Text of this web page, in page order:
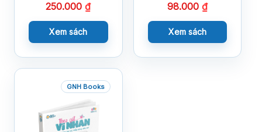
250.000₫
Xem sách
98.000 ₫
Xem sách
GNH Books